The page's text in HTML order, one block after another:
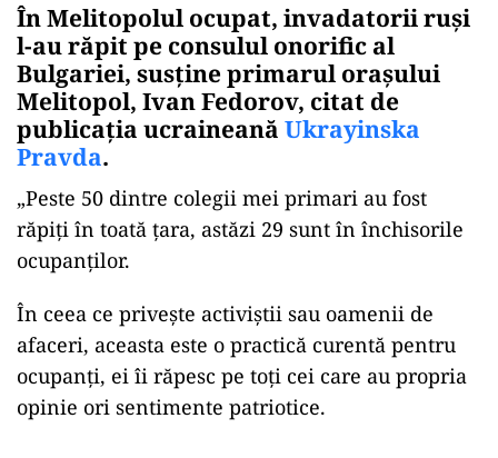
În Melitopolul ocupat, invadatorii ruși
l-au răpit pe consulul onorific al
Bulgariei, susține primarul orașului
Melitopol, Ivan Fedorov, citat de
publicația ucraineană Ukrayinska
Pravda.
„Peste 50 dintre colegii mei primari au fost
răpiți în toată țara, astăzi 29 sunt în închisorile
ocupanților.
În ceea ce privește activiștii sau oamenii de
afaceri, aceasta este o practică curentă pentru
ocupanți, ei îi răpesc pe toți cei care au propria
opinie ori sentimente patriotice.